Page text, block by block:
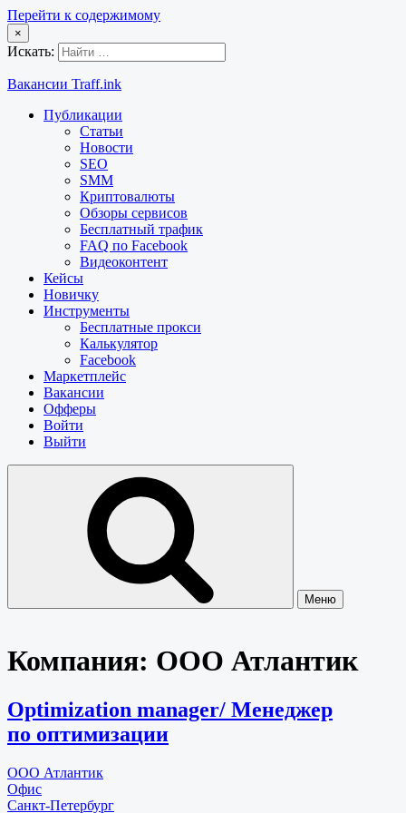
Перейти к содержимому
×
Искать:
Вакансии Traff.ink
Публикации
Статьи
Новости
SEO
SMM
Криптовалюты
Обзоры сервисов
Бесплатный трафик
FAQ по Facebook
Видеоконтент
Кейсы
Новичку
Инструменты
Бесплатные прокси
Калькулятор
Facebook
Маркетплейс
Вакансии
Офферы
Войти
Выйти
Меню
Компания: ООО Атлантик
Оptimization manager/ Менеджер
по оптимизации
ООО Атлантик
Офис
Санкт-Петербург